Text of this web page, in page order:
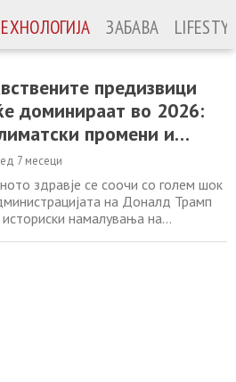
ЗАБАВА
предизвици
доминираат во 2026:
промени и
лидерство
7 месеци
здравје се соочи со голем шок
на Доналд Трамп
историски намалувања на